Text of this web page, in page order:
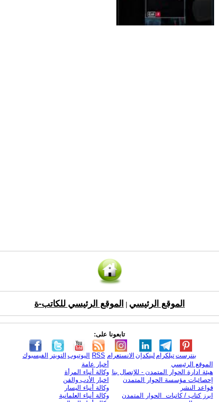
الموقع الرئيسي الموقع الرئيسي للكاتب-ة
تابعونا على:
الفيسبوك التويتر اليوتيوب RSS الانستغرام لينكدإن تيلكرامبنترست
الموقع الرئيسي
هيئة ادارة الحوار المتمدن - للإتصال بنا
إحصائيات مؤسسة الحوار المتمدن
قواعد النشر
ابرز كتاب / كاتبات الحوار المتمدن
أخبار عامة
وكالة أنباء المرأة
اخبار الأدب والفن
وكالة أنباء اليسار
وكالة أنباء العلمانية